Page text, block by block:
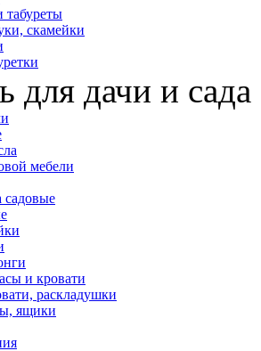
табуреты
скамейки
для дачи и сада
мебели
садовые
и кровати
раскладушки
ящики